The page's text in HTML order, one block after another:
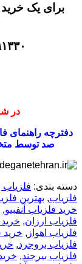
برای یک خرید
در
دفترچه راهنمای
صد توسط
دسته بندی: فلزیاب
فلزیاب, بهترین
خرید فلزیاب آنفبیو,
فلزیاب ارزان,
فلزیاب اهواز , خرید
فلزیاب بروجرد,
فلزیاب بیرجند,